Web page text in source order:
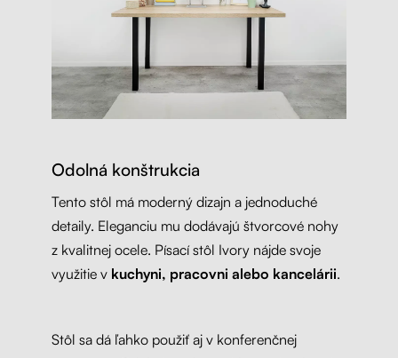
Odolná konštrukcia
Tento stôl má moderný dizajn a jednoduché
detaily. Eleganciu mu dodávajú štvorcové nohy
z kvalitnej ocele. Písací stôl Ivory nájde svoje
využitie v kuchyni, pracovni alebo kancelárii.
Stôl sa dá ľahko použiť aj v konferenčnej